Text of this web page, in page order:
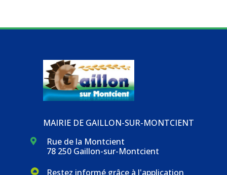
MAIRIE DE GAILLON-SUR-MONTCIENT

Rue de la Montcient
78 250 Gaillon-sur-Montcient
Restez informé grâce à l'application